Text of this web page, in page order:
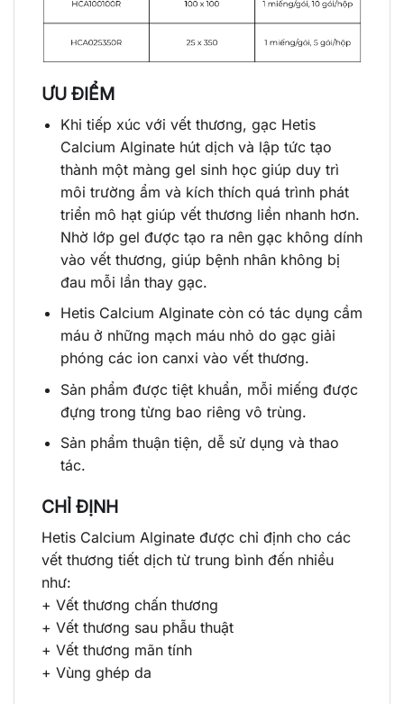
ƯU ĐIỂM
Khi tiếp xúc với vết thương, gạc Hetis
Calcium Alginate hút dịch và lập tức tạo
thành một màng gel sinh học giúp duy trì
môi trường ẩm và kích thích quá trình phát
triển mô hạt giúp vết thương liền nhanh hơn.
Nhờ lớp gel được tạo ra nên gạc không dính
vào vết thương, giúp bệnh nhân không bị
đau mỗi lần thay gạc.
Hetis Calcium Alginate còn có tác dụng cầm
máu ở những mạch máu nhỏ do gạc giải
phóng các ion canxi vào vết thương.
Sản phẩm được tiệt khuẩn, mỗi miếng được
đựng trong từng bao riêng vô trùng.
Sản phẩm thuận tiện, dễ sử dụng và thao
tác.
CHỈ ĐỊNH
Hetis Calcium Alginate được chỉ định cho các
vết thương tiết dịch từ trung bình đến nhiều
như:
+ Vết thương chấn thương
+ Vết thương sau phẫu thuật
+ Vết thương mãn tính
+ Vùng ghép da